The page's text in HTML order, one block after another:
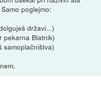
poglejmo:
državi...)
pekarna Blatnik)
samoplačništva)